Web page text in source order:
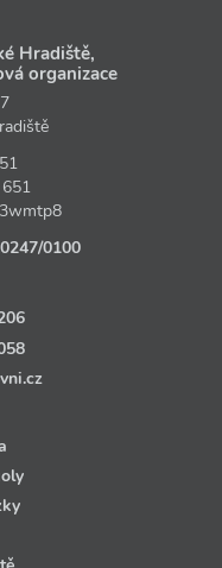
Hradiště,
organizace
/0100